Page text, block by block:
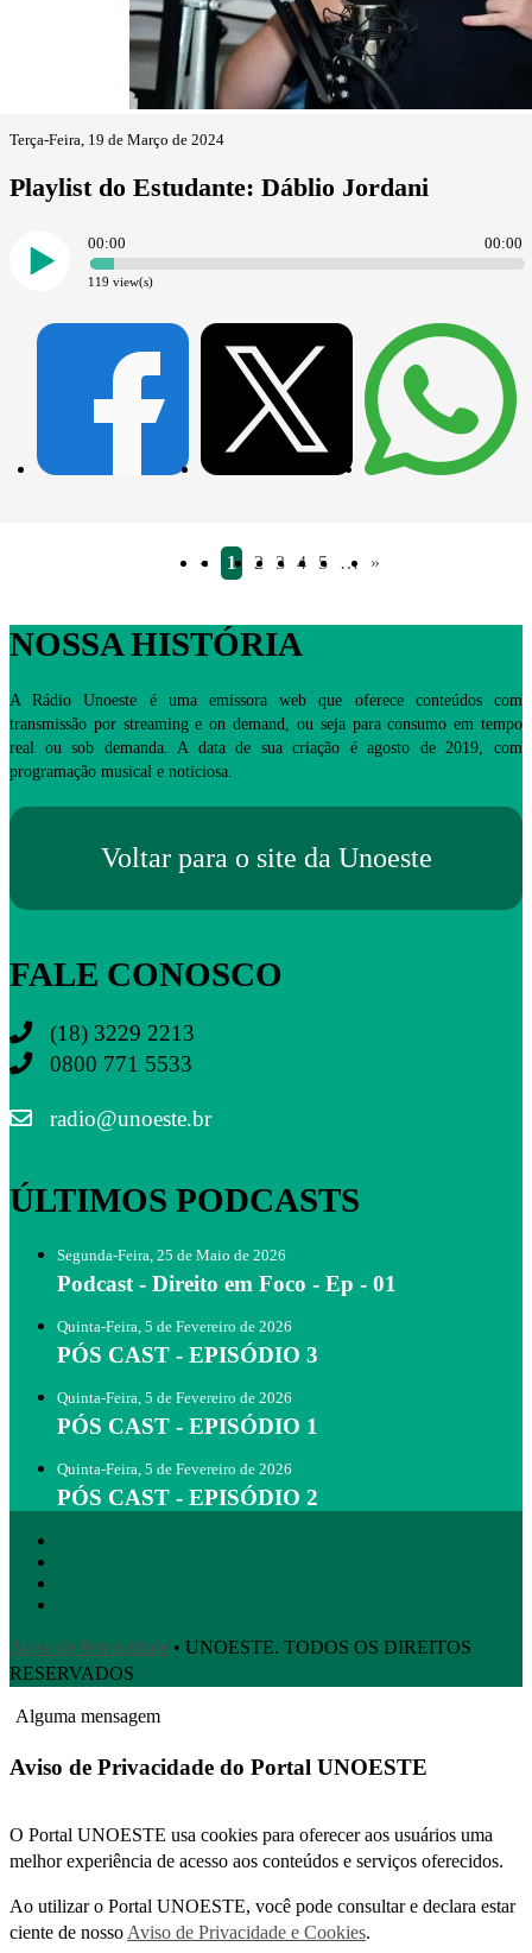
Terça-Feira, 19 de Março de 2024
Playlist do Estudante: Dáblio Jordani
00:00 00:00
119 view(s)
« 1 2 3 4 5 … »
NOSSA HISTÓRIA
A Rádio Unoeste é uma emissora web que oferece conteúdos com
transmissão por streaming e on demand, ou seja para consumo em tempo
real ou sob demanda. A data de sua criação é agosto de 2019, com
programação musical e noticiosa.
Voltar para o site da Unoeste
FALE CONOSCO
(18) 3229 2213
0800 771 5533
radio@unoeste.br
ÚLTIMOS PODCASTS
Segunda-Feira, 25 de Maio de 2026
Podcast - Direito em Foco - Ep - 01
Quinta-Feira, 5 de Fevereiro de 2026
PÓS CAST - EPISÓDIO 3
Quinta-Feira, 5 de Fevereiro de 2026
PÓS CAST - EPISÓDIO 1
Quinta-Feira, 5 de Fevereiro de 2026
PÓS CAST - EPISÓDIO 2
Aviso de Privacidade • UNOESTE. TODOS OS DIREITOS
RESERVADOS
Alguma mensagem
Aviso de Privacidade do Portal UNOESTE
O Portal UNOESTE usa cookies para oferecer aos usuários uma
melhor experiência de acesso aos conteúdos e serviços oferecidos.
Ao utilizar o Portal UNOESTE, você pode consultar e declara estar
ciente de nosso Aviso de Privacidade e Cookies.